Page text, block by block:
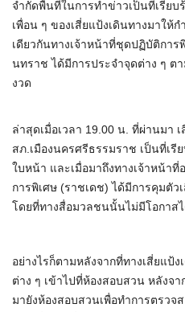
จำกัดพื้นที่ในการทำข่าวเป็นที่เรียบ
เพื่อน ๆ ของเสี่ยแป้งเดินทางมาให้
เดียวกันทางเจ้าหน้าที่ชุดปฏิบัติการ
นทราช ได้มีการประจำจุดต่าง ๆ ต
งวด
ล่าสุดเมื่อเวลา 19.00 น. ที่ผ่านมา
สภ.เมืองนครศรีธรรมราช เป็นที่เ
ใบหน้า และเมื่อมาถึงทางเจ้าหน้า
การพิเศษ (ราชเดช) ได้มีการคุมตั
โดยที่ทางสื่อมวลชนนั้นไม่มีโอกาส
อย่างไรก็ตามหลังจากที่ทางเสี่ยแป้
ต่าง ๆ เข้าไปที่ห้องสอบสวน หลังจ
มายังห้องสอบสวนเพื่อทำการตรวจ